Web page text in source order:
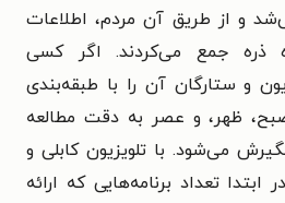
و از طریق آن مردم، اطلاعات
ذره جمع می‌کردند. اگر کسی
و ستارگان آن را با طبقه‌بندی
صبح، ظهر، و عصر به دقت مطالعه
می‌شود. با تلویزیون کابلی و
تعداد برنامه‌هایی که ارائه